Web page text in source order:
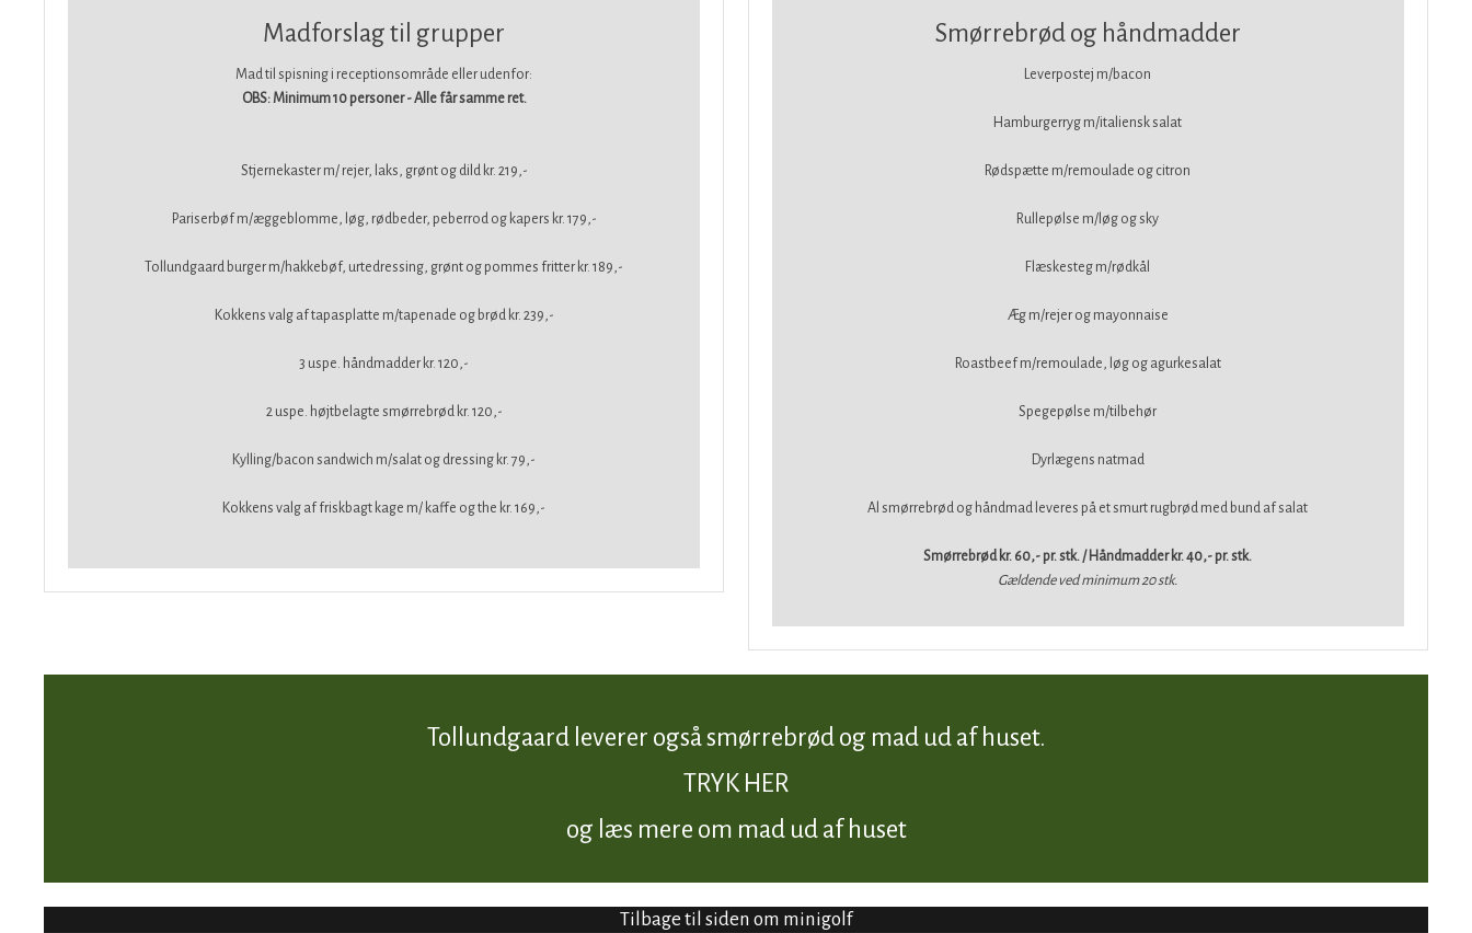
Madforslag til grupper
Mad til spisning i receptionsområde eller udenfor:
OBS: Minimum 10 personer - Alle får samme ret.
​Stjernekaster m/ rejer, laks, grønt og dild kr. 219,-
Pariserbøf m/æggeblomme, løg, rødbeder, peberrod og kapers kr. 179,-
Tollundgaard burger m/hakkebøf, urtedressing, grønt og pommes fritter kr. 189,-
Kokkens valg af tapasplatte m/tapenade og brød kr. 239,-
3 uspe. håndmadder kr. 120,-
2 uspe. højtbelagte smørrebrød kr. 120,-
Kylling/bacon sandwich m/salat og dressing kr. 79,-
Kokkens valg af friskbagt kage m/ kaffe og the kr. 169,-
Smørrebrød og håndmadder
​Leverpostej m/bacon
​Hamburgerryg m/italiensk salat
Rødspætte m/remoulade og citron
​Rullepølse m/løg og sky
​Flæskesteg m/rødkål
​Æg m/rejer og mayonnaise
​Roastbeef m/remoulade, løg og agurkesalat
​Spegepølse m/tilbehør
Dyrlægens natmad
​Al smørrebrød og håndmad leveres på et smurt rugbrød med bund af salat
Smørrebrød kr. 60,- pr. stk. / Håndmadder kr. 40,- pr. stk.
Gældende ved minimum 20 stk.
Tollundgaard leverer også smørrebrød og mad ud af huset.
TRYK HER
og læs mere om mad ud af huset
Tilbage til siden om minigolf​